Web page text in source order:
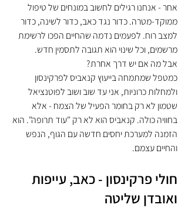
אחר - אנחנו רגילים לחשוב במונחים של טיפול
ממוקד-מטרה. כדור נגד כאב, כדור לשינה, כדור
למצב רוח. לפעמים נדמה שהחיים הפכו לרשימת
מרשמים, וכל שינוי הוא תגובה לתסמין חדש.
אבל מה אם יש דרך אחרת?
כמטפל שמתמחה בייעוץ קנאביס לפרקינסון
ולמחלות כרוניות, אני עד שוב ושוב לפוטנציאל
שטמון לא רק בחומר הפעיל של הצמח - אלא
בחוויה כולה. קנאביס הוא לא רק "עוד תרופה". הוא
הזמנה למערכת יחסים חדשה עם הגוף, הנפש
והחיים עצמם.
חולי פרקינסון - כאב, עייפות
ואובדן שליטה